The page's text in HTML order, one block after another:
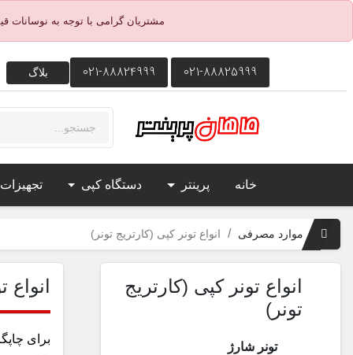
مشتریان گرامی با توجه به
021-88825999
021-88824999 بلاگ
خانه پرینتر دستگاه کپی
موارد مصرفی انواع تونر کپی (کارتریج تونر)
انواع تونر کپی (کارتریج
تونر)
تونر شارژ
برای